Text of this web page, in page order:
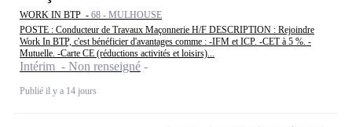
WORK IN BTP - 68 - MULHOUSE
POSTE : Conducteur de Travaux Maçonnerie H/F DESCRIPTION : Rejoindre
Work In BTP, c'est bénéficier d'avantages comme : -IFM et ICP. -CET à 5 %. -
Mutuelle. -Carte CE (réductions activités et loisirs)...
Intérim - Non renseigné
Publié il y a 14 jours